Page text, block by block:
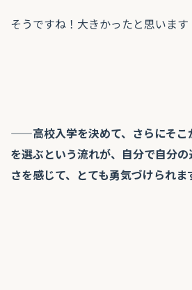
そうですね！大きかったと思います
——高校入学を決めて、さらにそこ
を選ぶという流れが、自分で自分
さを感じて、とても勇気づけられま